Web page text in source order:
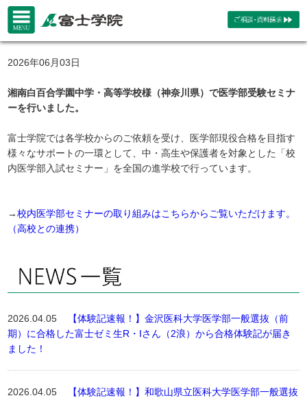
2026年06月03日
湘南白百合学園中学・高等学校様（神奈川県）で医学部受験セミナ
ーを行いました。
富士学院では各学校からのご依頼を受け、医学部現役合格を目指す
様々なサポートの一環として、中・高生や保護者を対象とした「校
内医学部入試セミナー」を全国の進学校で行っています。
→校内医学部セミナーの取り組みはこちらからご覧いただけます。
（高校との連携）
2026.04.05
【体験記速報！】金沢医科大学医学部一般選抜（前
期）に合格した富士ゼミ生R・Iさん（2浪）から合格体験記が届き
ました！
2026.04.05
【体験記速報！】和歌山県立医科大学医学部一般選抜